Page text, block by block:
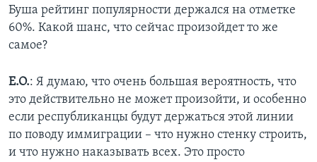
Буша рейтинг популярности держался на отметке
60%. Какой шанс, что сейчас произойдет то же
самое?
Е.О.: Я думаю, что очень большая вероятность, что
это действительно не может произойти, и особенно
если республиканцы будут держаться этой линии
по поводу иммиграции – что нужно стенку строить,
и что нужно наказывать всех. Это просто